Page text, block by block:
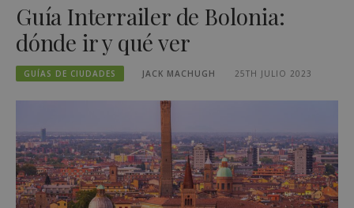
Guía Interrailer de Bolonia:
dónde ir y qué ver
GUÍAS DE CIUDADES JACK MACHUGH 25TH JULIO 2023